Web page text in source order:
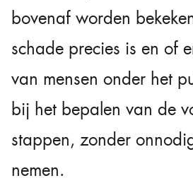
bovenaf worden
schade precies is en of
van mensen onder het
bij het bepalen van de
stappen, zonder
nemen.